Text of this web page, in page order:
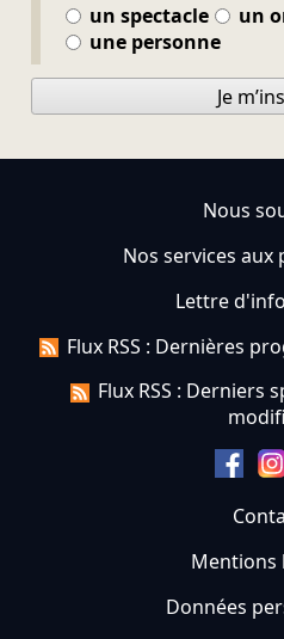
un spectacle
un
une personne
Je
Nous
Nos services
Lettre
Flux RSS : Dernières
Flux RSS : Derniers
Mentions
Données